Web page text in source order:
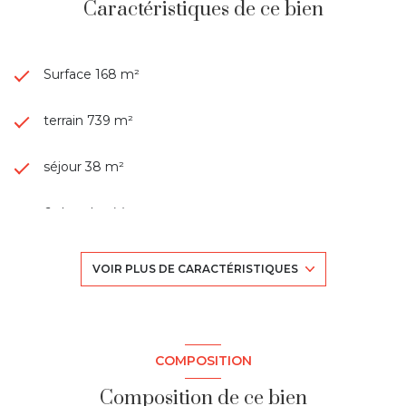
Caractéristiques de ce bien
Surface 168 m²
terrain 739 m²
séjour 38 m²
6 chambre(s)
1 garage(s)
VOIR PLUS DE CARACTÉRISTIQUES
COMPOSITION
Composition de ce bien